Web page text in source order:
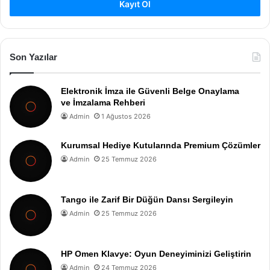
Kayıt Ol
Son Yazılar
Elektronik İmza ile Güvenli Belge Onaylama
ve İmzalama Rehberi
Admin 1 Ağustos 2026
Kurumsal Hediye Kutularında Premium Çözümler
Admin 25 Temmuz 2026
Tango ile Zarif Bir Düğün Dansı Sergileyin
Admin 25 Temmuz 2026
HP Omen Klavye: Oyun Deneyiminizi Geliştirin
Admin 24 Temmuz 2026